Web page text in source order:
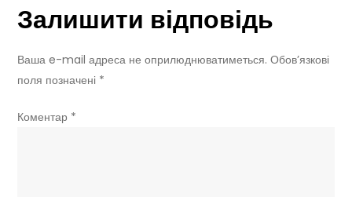
чим
він
Залишити відповідь
Ваша e-mail адреса не оприлюднюватиметься. Обов’язкові
поля позначені *
Коментар *